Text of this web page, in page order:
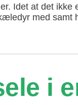
Idet at det
med
i